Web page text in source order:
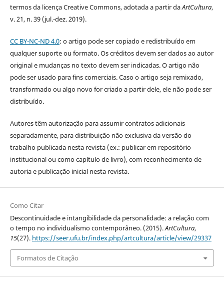
termos da licença Creative Commons, adotada a partir daArtCultura,
v. 21, n. 39 (jul.-dez. 2019).
CC BY-NC-ND 4.0: o artigo pode ser copiado e redistribuído em
qualquer suporte ou formato. Os créditos devem ser dados ao autor
original e mudanças no texto devem ser indicadas. O artigo não
pode ser usado para fins comerciais. Caso o artigo seja remixado,
transformado ou algo novo for criado a partir dele, ele não pode ser
distribuído.
Autores têm autorização para assumir contratos adicionais
separadamente, para distribuição não exclusiva da versão do
trabalho publicada nesta revista (ex.: publicar em repositório
institucional ou como capítulo de livro), com reconhecimento de
autoria e publicação inicial nesta revista.
Como Citar
Descontinuidade e intangibilidade da personalidade: a relação com
o tempo no individualismo contemporâneo. (2015).ArtCultura,
15(27). https://seer.ufu.br/index.php/artcultura/article/view/29337
Formatos de Citação